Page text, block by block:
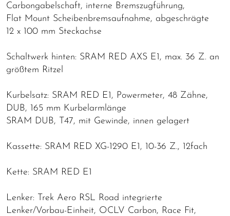
Carbongabelschaft, interne Bremszugführung,
Flat Mount Scheibenbremsaufnahme, abgeschrägte
12 x 100 mm Steckachse
Schaltwerk hinten: SRAM RED AXS E1, max. 36 Z. an
größtem Ritzel
Kurbelsatz: SRAM RED E1, Powermeter, 48 Zähne,
DUB, 165 mm Kurbelarmlänge
SRAM DUB, T47, mit Gewinde, innen gelagert
Kassette: SRAM RED XG-1290 E1, 10-36 Z., 12fach
Kette: SRAM RED E1
Lenker: Trek Aero RSL Road integrierte
Lenker/Vorbau-Einheit, OCLV Carbon, Race Fit,